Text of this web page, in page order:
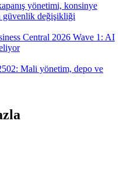
yönetimi, konsinye
güvenlik değişikliği
Central 2026 Wave 1: AI
Mali yönetim, depo ve